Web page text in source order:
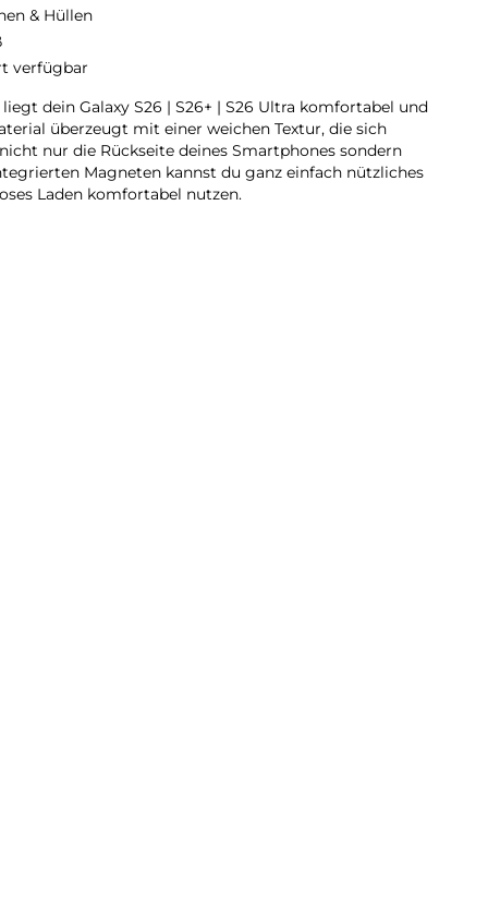
& Hüllen
verfügbar
dein Galaxy S26 | S26+ | S26 Ultra komfortabel und
überzeugt mit einer weichen Textur, die sich
nur die Rückseite deines Smartphones sondern
Magneten kannst du ganz einfach nützliches
Laden komfortabel nutzen.